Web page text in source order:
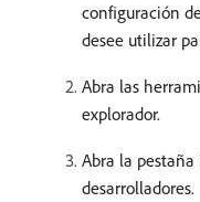
configuración
desee utilizar
Abra las
explorador.
Abra la pestaña
desarrolladores.